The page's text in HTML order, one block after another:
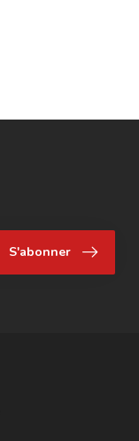
S'abonner